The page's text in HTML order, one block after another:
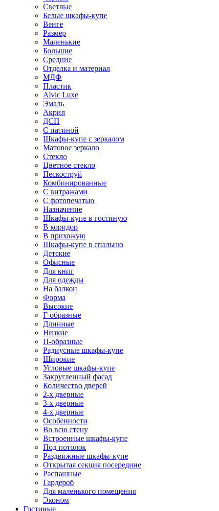
Светлые
Белые шкафы-купе
Венге
Размер
Маленькие
Большие
Средние
Отделка и материал
МДФ
Пластик
Alvic Luxe
Эмаль
Акрил
ДСП
С патиной
Шкафы-купе с зеркалом
Матовое зеркало
Стекло
Цветное стекло
Пескоструй
Комбинированные
С витражами
С фотопечатью
Назначение
Шкафы-купе в гостиную
В коридор
В прихожую
Шкафы-купе в спальню
Детские
Офисные
Для книг
Для одежды
На балкон
Форма
Высокие
Г-образные
Длинные
Низкие
П-образные
Радиусные шкафы-купе
Широкие
Угловые шкафы-купе
Закругленный фасад
Количество дверей
2-х дверные
3-х дверные
4-х дверные
Особенности
Во всю стену
Встроенные шкафы-купе
Под потолок
Раздвижные шкафы-купе
Открытая секция посередине
Распашные
Гардероб
Для маленького помещения
Эконом
Гостиные